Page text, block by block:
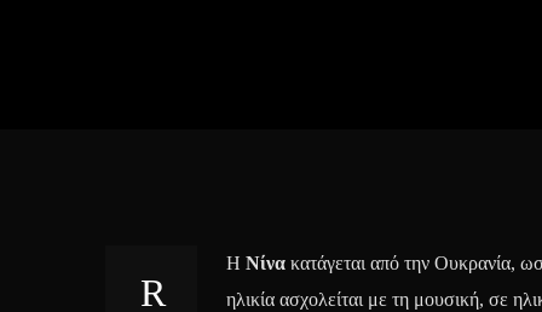
Η Νίνακατάγεται από την Ουκρανία,
ηλικία ασχολείται με τη μουσική, σε